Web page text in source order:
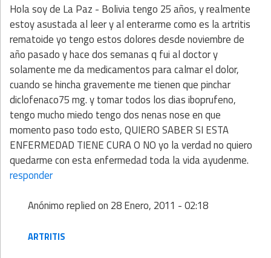
Hola soy de La Paz - Bolivia tengo 25 años, y realmente
estoy asustada al leer y al enterarme como es la artritis
rematoide yo tengo estos dolores desde noviembre de
año pasado y hace dos semanas q fui al doctor y
solamente me da medicamentos para calmar el dolor,
cuando se hincha gravemente me tienen que pinchar
diclofenaco75 mg. y tomar todos los dias iboprufeno,
tengo mucho miedo tengo dos nenas nose en que
momento paso todo esto, QUIERO SABER SI ESTA
ENFERMEDAD TIENE CURA O NO yo la verdad no quiero
quedarme con esta enfermedad toda la vida ayudenme.
responder
Anónimoreplied on 28 Enero, 2011 - 02:18
ARTRITIS